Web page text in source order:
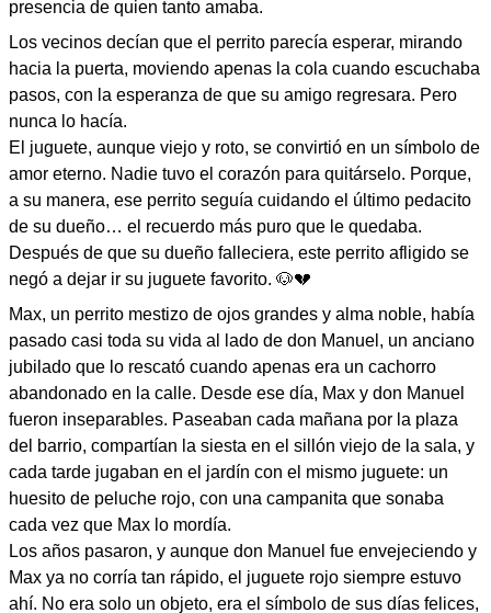
presencia de quien tanto amaba.
Los vecinos decían que el perrito parecía esperar, mirando
hacia la puerta, moviendo apenas la cola cuando escuchaba
pasos, con la esperanza de que su amigo regresara. Pero
nunca lo hacía.
El juguete, aunque viejo y roto, se convirtió en un símbolo de
amor eterno. Nadie tuvo el corazón para quitárselo. Porque,
a su manera, ese perrito seguía cuidando el último pedacito
de su dueño… el recuerdo más puro que le quedaba.
Después de que su dueño falleciera, este perrito afligido se
negó a dejar ir su juguete favorito. 🐶💔
Max, un perrito mestizo de ojos grandes y alma noble, había
pasado casi toda su vida al lado de don Manuel, un anciano
jubilado que lo rescató cuando apenas era un cachorro
abandonado en la calle. Desde ese día, Max y don Manuel
fueron inseparables. Paseaban cada mañana por la plaza
del barrio, compartían la siesta en el sillón viejo de la sala, y
cada tarde jugaban en el jardín con el mismo juguete: un
huesito de peluche rojo, con una campanita que sonaba
cada vez que Max lo mordía.
Los años pasaron, y aunque don Manuel fue envejeciendo y
Max ya no corría tan rápido, el juguete rojo siempre estuvo
ahí. No era solo un objeto, era el símbolo de sus días felices,